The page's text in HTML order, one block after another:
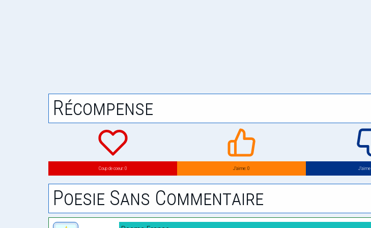
Récompense
Coup de coeur: 0 J’aime: 0
Poesie Sans Commentaire